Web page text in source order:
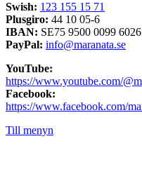
Swish: 123 155 15 71
Plusgiro: 44 10 05-6
IBAN: SE75 9500 0099
PayPal: info@maranata.se
YouTube:
https://www.youtube.com/
Facebook:
https://www.facebook.com/
Till menyn